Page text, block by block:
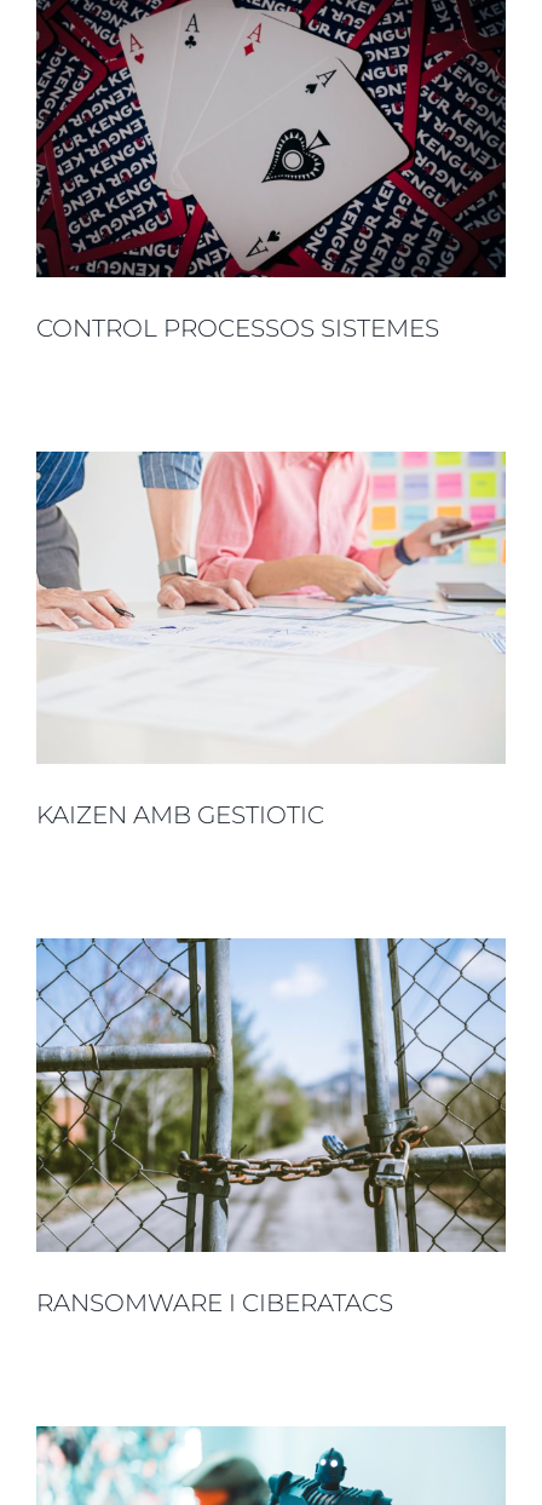
CONTROL PROCESSOS SISTEMES
KAIZEN AMB GESTIOTIC
RANSOMWARE I CIBERATACS